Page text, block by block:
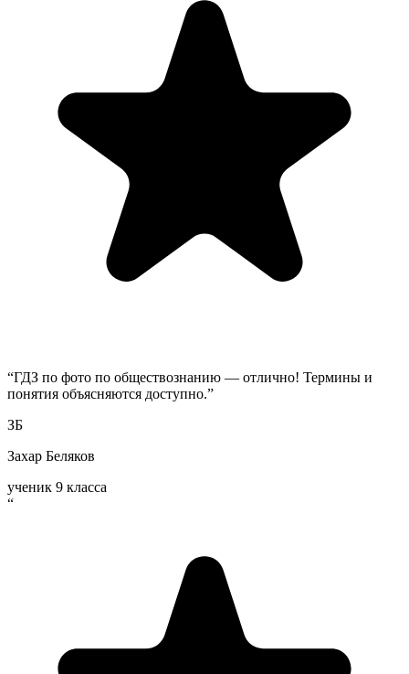
“ГДЗ по фото по обществознанию — отлично! Термины и
понятия объясняются доступно.”
ЗБ
Захар Беляков
ученик 9 класса
“